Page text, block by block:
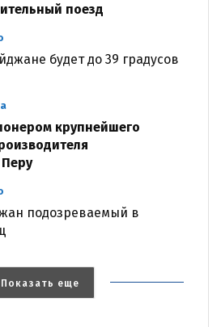
поезд
будет до 39 градусов
крупнейшего
подозреваемый в
Показать еще